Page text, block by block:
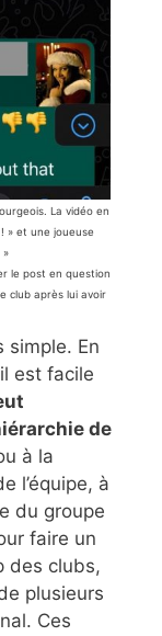
La vidéo en
» et une joueuse
»
le post en question
club après lui avoir
simple. En
est facile
de
à la
l’équipe, à
du groupe
faire un
des clubs,
plusieurs
Ces